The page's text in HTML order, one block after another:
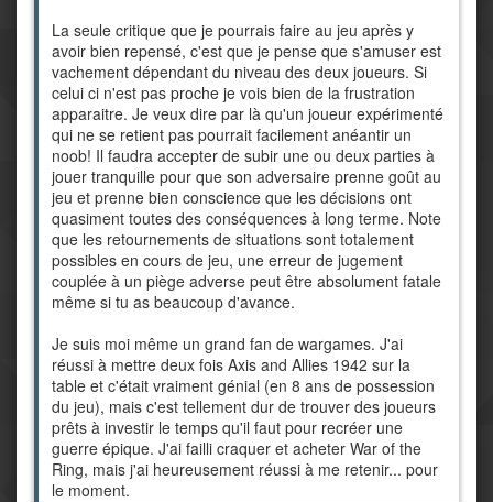
La seule critique que je pourrais faire au jeu après y
avoir bien repensé, c'est que je pense que s'amuser est
vachement dépendant du niveau des deux joueurs. Si
celui ci n'est pas proche je vois bien de la frustration
apparaitre. Je veux dire par là qu'un joueur expérimenté
qui ne se retient pas pourrait facilement anéantir un
noob! Il faudra accepter de subir une ou deux parties à
jouer tranquille pour que son adversaire prenne goût au
jeu et prenne bien conscience que les décisions ont
quasiment toutes des conséquences à long terme. Note
que les retournements de situations sont totalement
possibles en cours de jeu, une erreur de jugement
couplée à un piège adverse peut être absolument fatale
même si tu as beaucoup d'avance.
Je suis moi même un grand fan de wargames. J'ai
réussi à mettre deux fois Axis and Allies 1942 sur la
table et c'était vraiment génial (en 8 ans de possession
du jeu), mais c'est tellement dur de trouver des joueurs
prêts à investir le temps qu'il faut pour recréer une
guerre épique. J'ai failli craquer et acheter War of the
Ring, mais j'ai heureusement réussi à me retenir... pour
le moment.